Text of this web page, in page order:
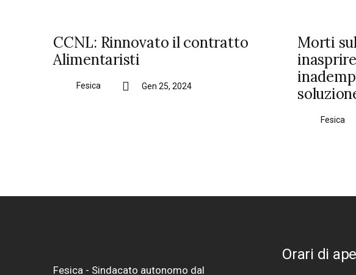
CCNL: Rinnovato il contratto
Alimentaristi
Fesica Gen 25, 2024
Morti
Fesica
Fesica - Sindacato autonomo dal
Orari di